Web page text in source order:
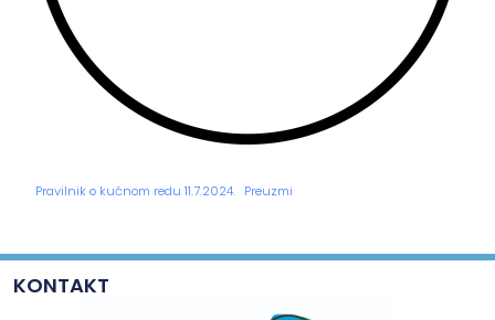
Pravilnik o kućnom redu 11.7.2024. Preuzmi
KONTAKT